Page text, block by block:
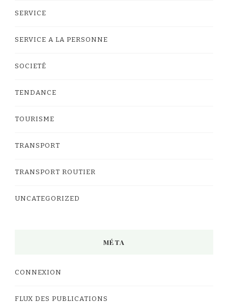
SERVICE
SERVICE A LA PERSONNE
SOCIETÉ
TENDANCE
TOURISME
TRANSPORT
TRANSPORT ROUTIER
UNCATEGORIZED
MÉTA
CONNEXION
FLUX DES PUBLICATIONS